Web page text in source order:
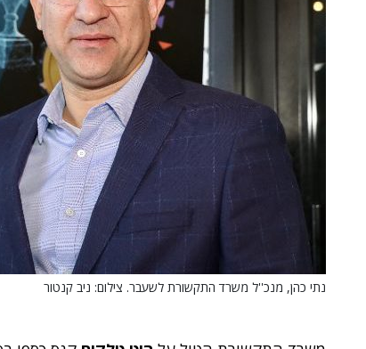
נתי כהן, מנכ''ל משרד התקשורת לשעבר. צילום: ניב קנטור